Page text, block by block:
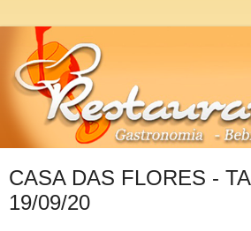
CASA DAS FLORES -
19/09/20